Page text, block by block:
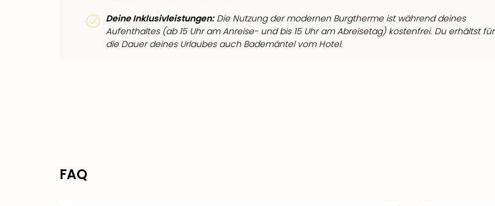
Deine Inklusivleistungen:Die Nutzung der modernen Burgtherme ist während deines
Aufenthaltes (ab 15 Uhr am Anreise- und bis 15 Uhr am Abreisetag) kostenfrei. Du erhältst für
die Dauer deines Urlaubes auch Bademäntel vom Hotel.
FAQ